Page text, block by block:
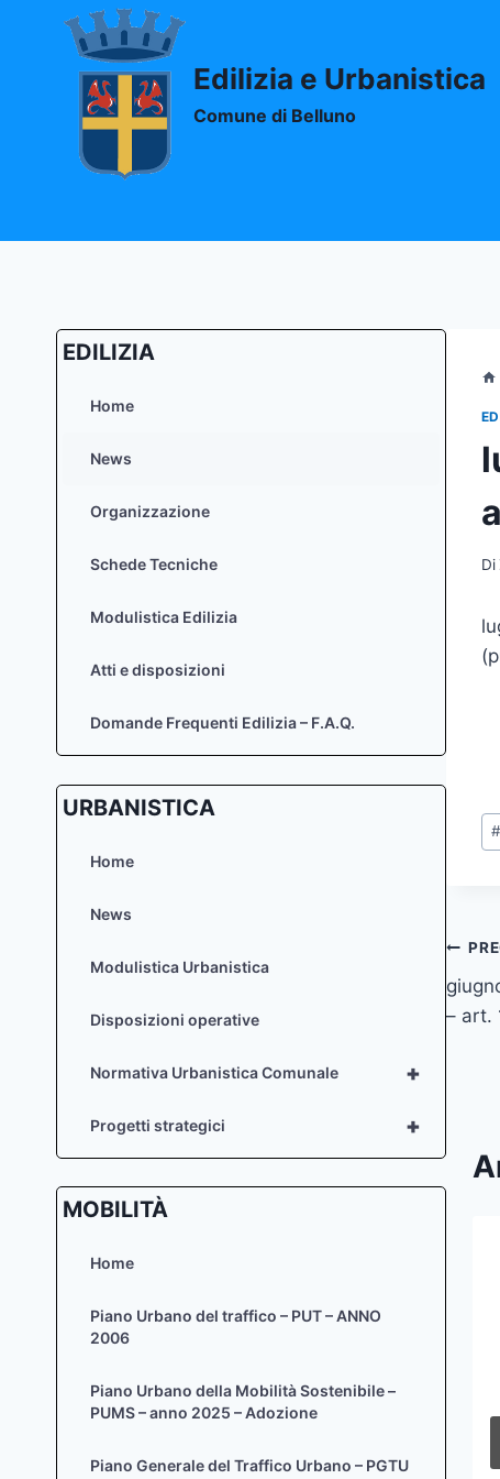
contenuto
Edilizia e Urbanistica
Comune di Belluno
Di
#
– art.
INSTALLAZIONE INSEGNE ED
S.C.I.A.
EDILIZIA
Home
News
Organizzazione
Schede Tecniche
Modulistica Edilizia
Atti e disposizioni
Domande Frequenti Edilizia – F.A.Q.
URBANISTICA
Home
News
Modulistica Urbanistica
Disposizioni operative
+
Normativa Urbanistica Comunale
+
Progetti strategici
MOBILITÀ
Home
Piano Urbano del traffico – PUT – ANNO
2006
Piano Urbano della Mobilità Sostenibile –
PUMS – anno 2025 – Adozione
Piano Generale del Traffico Urbano – PGTU